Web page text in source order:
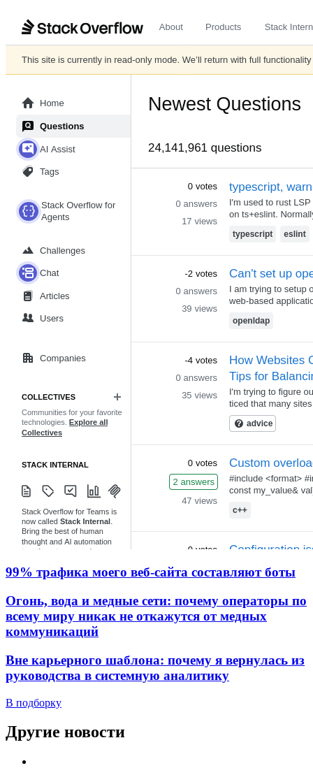
99% трафика моего веб‑сайта составляют боты
Огонь, вода и медные сети: почему операторы по
всему миру никак не откажутся от медных
коммуникаций
Вне карьерного шаблона: почему я вернулась из
руководства в системную аналитику
В подборку
Другие новости